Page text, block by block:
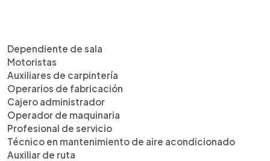
Dependiente de sala
Motoristas
Auxiliares de carpintería
Operarios de fabricación
Cajero administrador
Operador de maquinaria
Profesional de servicio
Técnico en mantenimiento de aire acondicionado
Auxiliar de ruta